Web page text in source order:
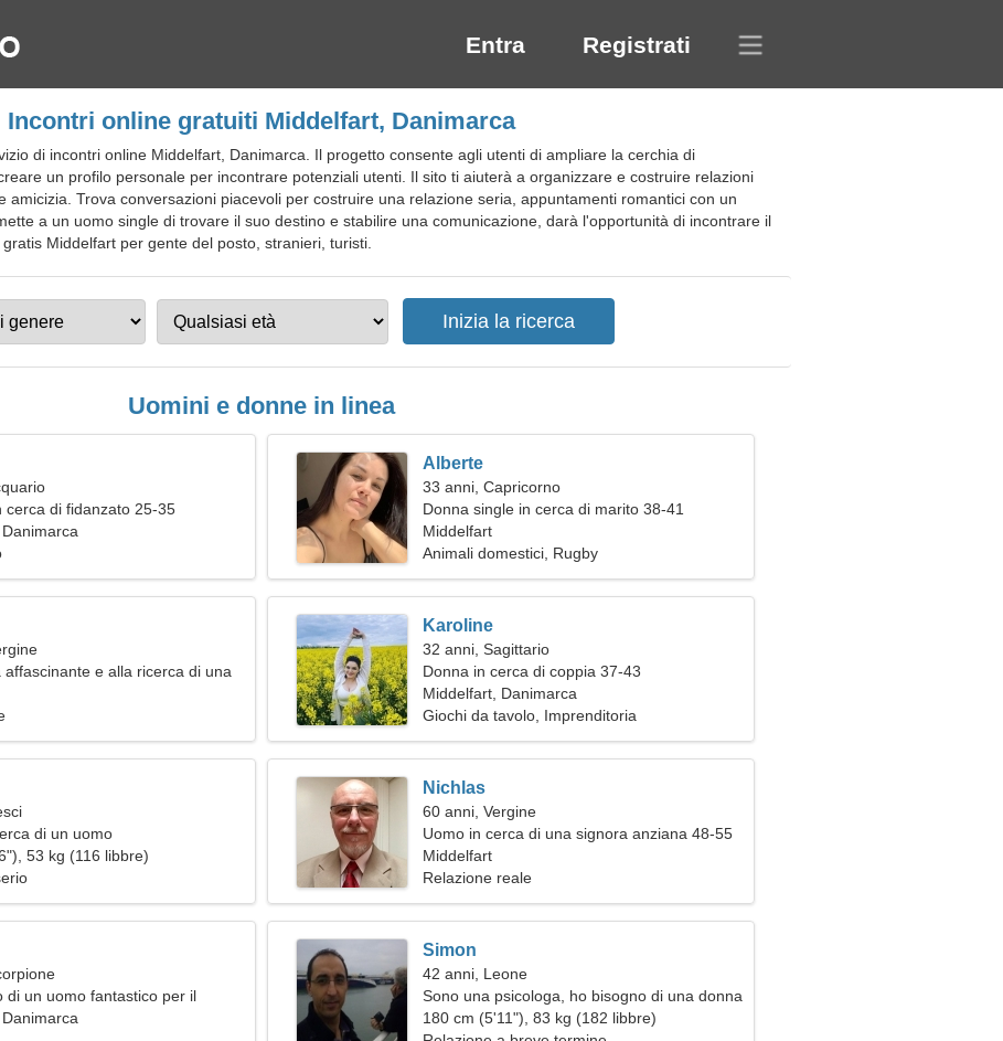
Entra Registrati
Incontri online gratuiti Middelfart, Danimarca
di incontri online Middelfart, Danimarca. Il progetto consente agli utenti di ampliare la cerchia di
un profilo personale per incontrare potenziali utenti. Il sito ti aiuterà a organizzare e costruire relazioni
amicizia. Trova conversazioni piacevoli per costruire una relazione seria, appuntamenti romantici con un
a un uomo single di trovare il suo destino e stabilire una comunicazione, darà l'opportunità di incontrare il
Middelfart per gente del posto, stranieri, turisti.
Uomini e donne in linea
cerca di fidanzato 25-35
Alberte
33 anni, Capricorno
Donna single in cerca di marito 38-41
Middelfart
Animali domestici, Rugby
affascinante e alla ricerca di una
Karoline
32 anni, Sagittario
Donna in cerca di coppia 37-43
Middelfart, Danimarca
Giochi da tavolo, Imprenditoria
di un uomo
53 kg (116 libbre)
Nichlas
60 anni, Vergine
Uomo in cerca di una signora anziana 48-55
Middelfart
Relazione reale
di un uomo fantastico per il
Simon
42 anni, Leone
Sono una psicologa, ho bisogno di una donna
appassionata
180 cm (5'11"), 83 kg (182 libbre)